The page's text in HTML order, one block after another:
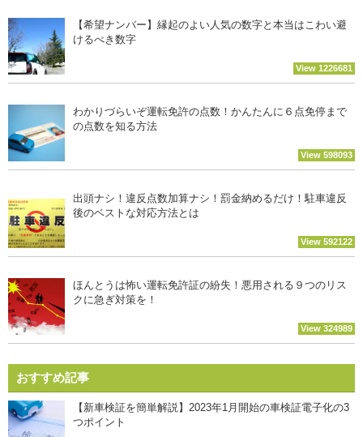
【希望ナンバー】縁起のよい人気の数字と本当はこわい避
けるべき数字
View 1226681
わかりづらいぞ運転免許の点数！かんたんに６点免停まで
の点数を知る方法
View 598093
出頭ナシ！違反点数加算ナシ！罰金納めるだけ！駐車違反
後のベストな対応方法とは
View 592122
ほんとうは怖い運転免許証の紛失！悪用される９つのリス
クに急ぎ対策を！
View 324989
おすすめ記事
【新車検証を簡単解説】2023年1月開始の車検証電子化の3
つポイント